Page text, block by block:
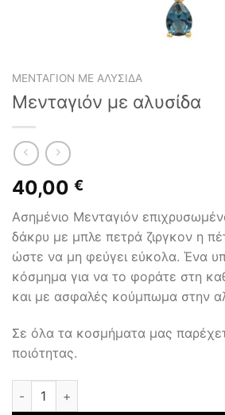
ΜΕΝΤΑΓΙΌΝ ΜΕ ΑΛΥΣΊΔΑ
Μενταγιόν με αλυσίδα
40,00 €
Ασημένιο Μενταγιόν
δάκρυ με μπλε πετρά ζιργκον η
ώστε να μη φεύγει εύκολα. Ένα
κόσμημα για να το φοράτε στη
και με ασφαλές κούμπωμα στην
Σε όλα τα κοσμήματα μας
ποιότητας.
Μενταγιόν με αλυσίδα ποσότητα